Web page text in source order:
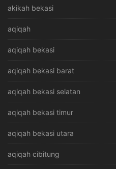
akikah bekasi
aqiqah
aqiqah bekasi
aqiqah bekasi barat
aqiqah bekasi selatan
aqiqah bekasi timur
aqiqah bekasi utara
aqiqah cibitung